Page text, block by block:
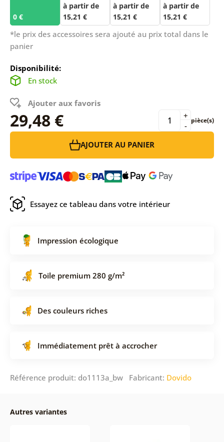
0 €
à partir de
15,21 €
à partir de
15,21 €
à partir de
15,21 €
*le prix des accessoires sera ajouté au prix total dans le
panier
Disponibilité:
En stock
Ajouter aux favoris
29,48 € -
+ pièce(s)
AJOUTER AU PANIER
Essayez ce tableau dans votre intérieur
Impression écologique
Toile premium 280 g/m²
Des couleurs riches
Immédiatement prêt à accrocher
Référence produit: do1113a_bw Fabricant: Dovido
Autres variantes